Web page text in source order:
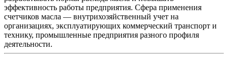
эффективность работы предприятия. Сфера применения
счетчиков масла — внутрихозяйственный учет на
организациях, эксплуатирующих коммерческий транспорт и
технику, промышленные предприятия разного профиля
деятельности.